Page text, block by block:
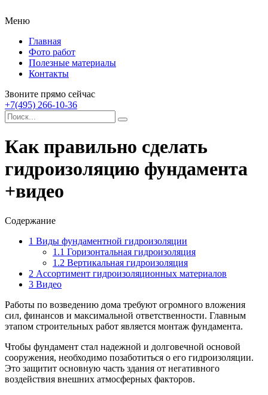
Меню
Главная
Фото работ
Полезные материалы
Контакты
Звоните прямо сейчас
+7(495) 266-10-36
Как правильно сделать
гидроизоляцию фундамента
+видео
Содержание
1 Виды фундаментной гидроизоляции
1.1 Горизонтальная гидроизоляция
1.2 Вертикальная гидроизоляция
2 Ассортимент гидроизоляционных материалов
3 Видео
Работы по возведению дома требуют огромного вложения
сил, финансов и максимальной ответственности. Главным
этапом строительных работ является монтаж фундамента.
Чтобы фундамент стал надежной и долговечной основой
сооружения, необходимо позаботиться о его гидроизоляции.
Это защитит основную часть здания от негативного
воздействия внешних атмосферных факторов.